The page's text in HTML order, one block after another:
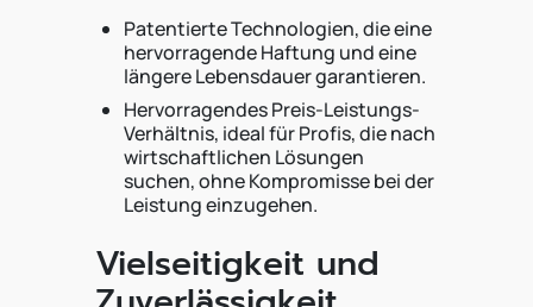
Patentierte Technologien, die eine
hervorragende Haftung und eine
längere Lebensdauer garantieren.
Hervorragendes Preis-Leistungs-
Verhältnis, ideal für Profis, die nach
wirtschaftlichen Lösungen
suchen, ohne Kompromisse bei der
Leistung einzugehen.
Vielseitigkeit und